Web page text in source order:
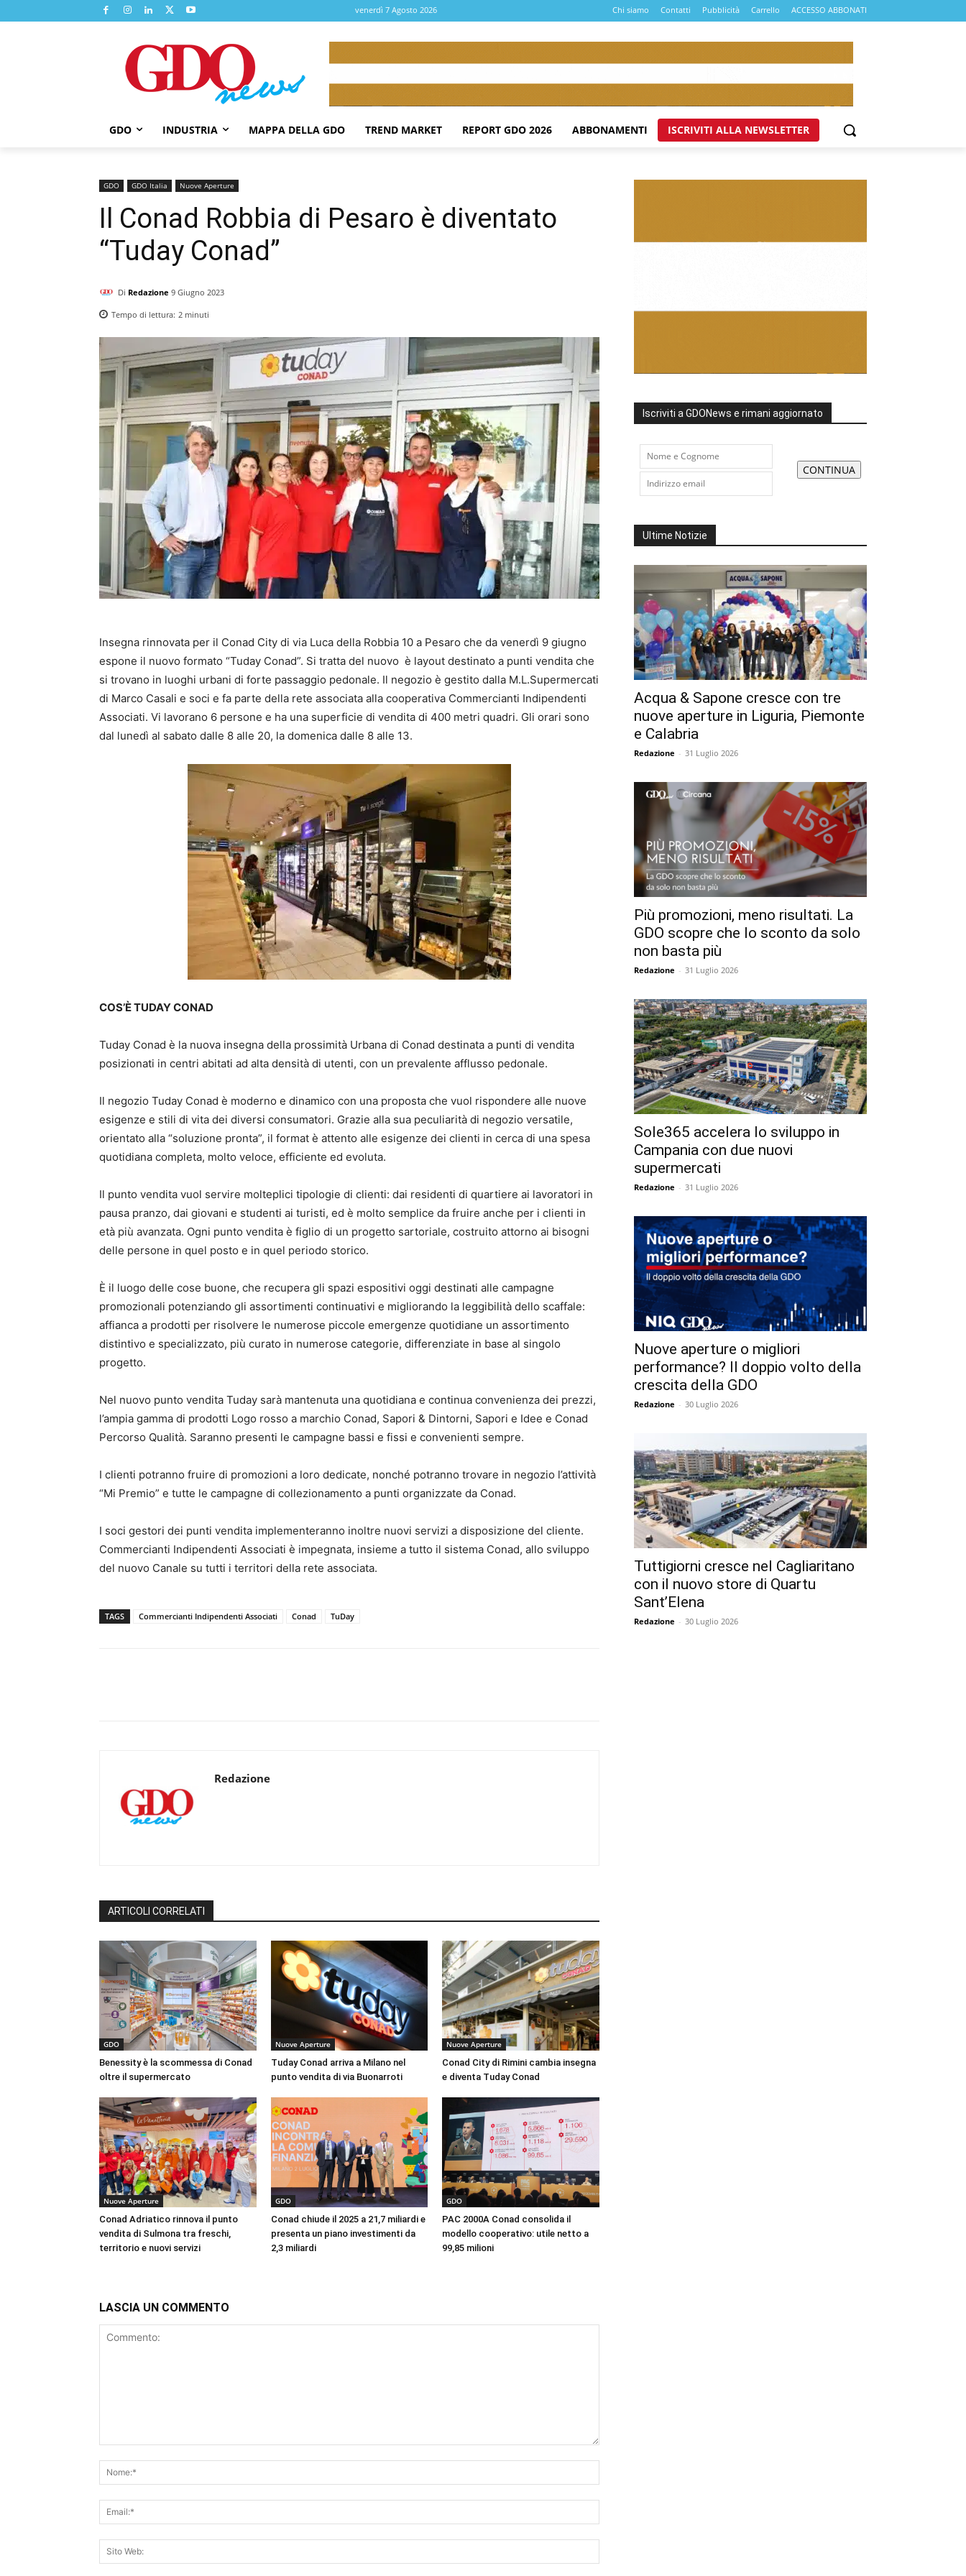
venerdì 7 Agosto 2026 Chi siamo Contatti Pubblicità Carrello ACCESSO ABBONATI
GDO INDUSTRIA MAPPA DELLA GDO TREND MARKET REPORT GDO 2026 ABBONAMENTI ISCRIVITI ALLA NEWSLETTER
GDO GDO Italia Nuove Aperture
Il Conad Robbia di Pesaro è diventato
“Tuday Conad”
Di Redazione 9 Giugno 2023
Tempo di lettura: 2 minuti
Insegna rinnovata per il Conad City di via Luca della Robbia 10 a Pesaro che da venerdì 9 giugno
espone il nuovo formato “Tuday Conad”. Si tratta del nuovo è layout destinato a punti vendita che
si trovano in luoghi urbani di forte passaggio pedonale. Il negozio è gestito dalla M.L.Supermercati
di Marco Casali e soci e fa parte della rete associata alla cooperativa Commercianti Indipendenti
Associati. Vi lavorano 6 persone e ha una superficie di vendita di 400 metri quadri. Gli orari sono
dal lunedì al sabato dalle 8 alle 20, la domenica dalle 8 alle 13.
COS’È TUDAY CONAD
Tuday Conad è la nuova insegna della prossimità Urbana di Conad destinata a punti di vendita
posizionati in centri abitati ad alta densità di utenti, con un prevalente afflusso pedonale.
Il negozio Tuday Conad è moderno e dinamico con una proposta che vuol rispondere alle nuove
esigenze e stili di vita dei diversi consumatori. Grazie alla sua peculiarità di negozio versatile,
orientato alla “soluzione pronta”, il format è attento alle esigenze dei clienti in cerca di una spesa
quotidiana completa, molto veloce, efficiente ed evoluta.
Il punto vendita vuol servire molteplici tipologie di clienti: dai residenti di quartiere ai lavoratori in
pausa pranzo, dai giovani e studenti ai turisti, ed è molto semplice da fruire anche per i clienti in
età più avanzata. Ogni punto vendita è figlio di un progetto sartoriale, costruito attorno ai bisogni
delle persone in quel posto e in quel periodo storico.
È il luogo delle cose buone, che recupera gli spazi espositivi oggi destinati alle campagne
promozionali potenziando gli assortimenti continuativi e migliorando la leggibilità dello scaffale:
affianca a prodotti per risolvere le numerose piccole emergenze quotidiane un assortimento
distintivo e specializzato, più curato in numerose categorie, differenziate in base al singolo
progetto.
Nel nuovo punto vendita Tuday sarà mantenuta una quotidiana e continua convenienza dei prezzi,
l’ampia gamma di prodotti Logo rosso a marchio Conad, Sapori & Dintorni, Sapori e Idee e Conad
Percorso Qualità. Saranno presenti le campagne bassi e fissi e convenienti sempre.
I clienti potranno fruire di promozioni a loro dedicate, nonché potranno trovare in negozio l’attività
“Mi Premio” e tutte le campagne di collezionamento a punti organizzate da Conad.
I soci gestori dei punti vendita implementeranno inoltre nuovi servizi a disposizione del cliente.
Commercianti Indipendenti Associati è impegnata, insieme a tutto il sistema Conad, allo sviluppo
del nuovo Canale su tutti i territori della rete associata.
TAGS Commercianti Indipendenti Associati Conad TuDay
Redazione
ARTICOLI CORRELATI
GDO
Benessity è la scommessa di Conad
oltre il supermercato
Nuove Aperture
Tuday Conad arriva a Milano nel
punto vendita di via Buonarroti
Nuove Aperture
Conad City di Rimini cambia insegna
e diventa Tuday Conad
Nuove Aperture
Conad Adriatico rinnova il punto
vendita di Sulmona tra freschi,
territorio e nuovi servizi
GDO
Conad chiude il 2025 a 21,7 miliardi e
presenta un piano investimenti da
2,3 miliardi
GDO
PAC 2000A Conad consolida il
modello cooperativo: utile netto a
99,85 milioni
LASCIA UN COMMENTO
Web:
Iscriviti a GDONews e rimani aggiornato
Ultime Notizie
Acqua & Sapone cresce con tre
nuove aperture in Liguria, Piemonte
e Calabria
Redazione - 31 Luglio 2026
Più promozioni, meno risultati. La
GDO scopre che lo sconto da solo
non basta più
Redazione - 31 Luglio 2026
Sole365 accelera lo sviluppo in
Campania con due nuovi
supermercati
Redazione - 31 Luglio 2026
Nuove aperture o migliori
performance? Il doppio volto della
crescita della GDO
Redazione - 30 Luglio 2026
Tuttigiorni cresce nel Cagliaritano
con il nuovo store di Quartu
Sant’Elena
Redazione - 30 Luglio 2026